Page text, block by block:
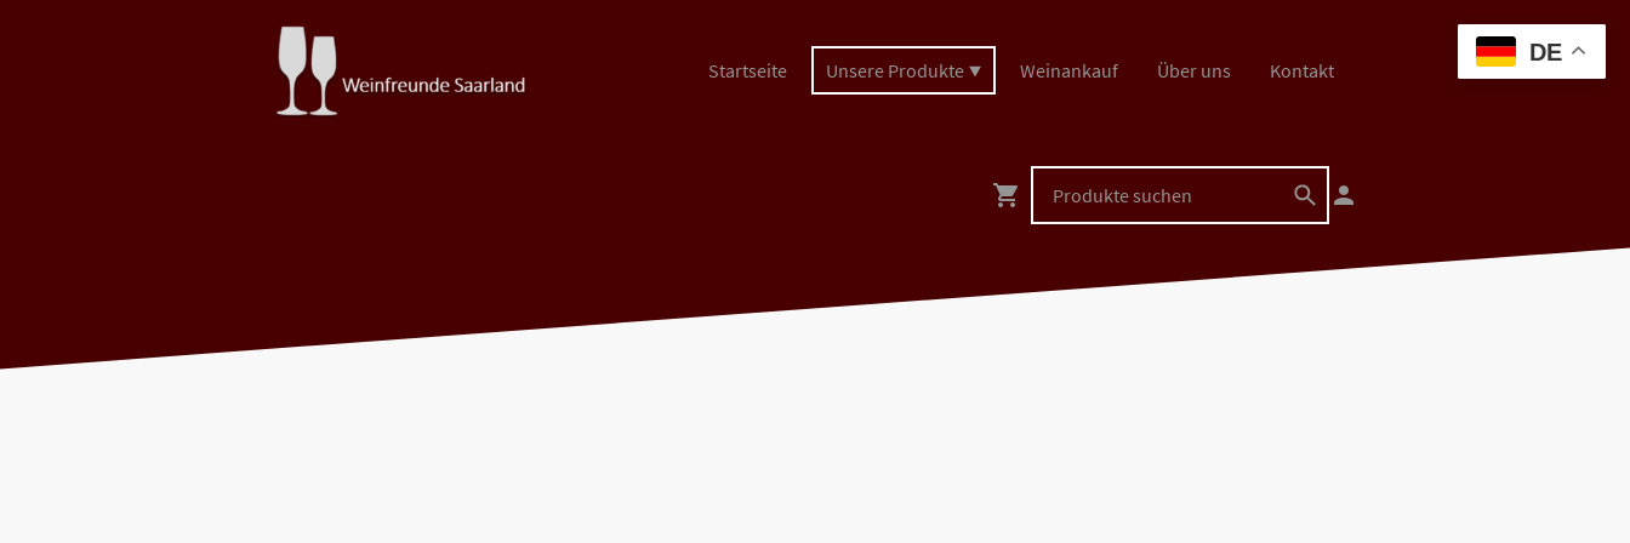
Startseite Unsere Produkte Weinankauf Über uns Kontakt
DE